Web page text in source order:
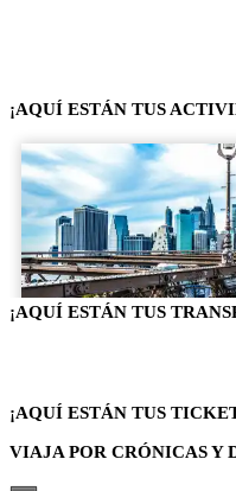
¡AQUÍ ESTÁN TUS
¡AQUÍ ESTÁN TUS
¡AQUÍ ESTÁN TUS
VIAJA POR CRÓNICAS Y